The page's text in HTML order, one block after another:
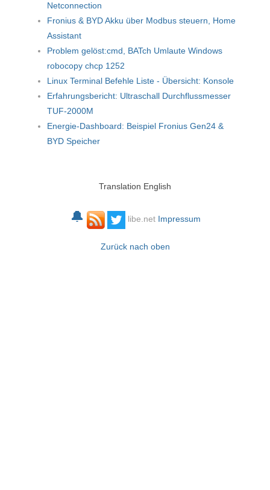
Netconnection
Fronius & BYD Akku über Modbus steuern, Home
Assistant
Problem gelöst:cmd, BATch Umlaute Windows
robocopy chcp 1252
Linux Terminal Befehle Liste - Übersicht: Konsole
Erfahrungsbericht: Ultraschall Durchflussmesser
TUF-2000M
Energie-Dashboard: Beispiel Fronius Gen24 &
BYD Speicher
Translation English
🔔 libe.net Impressum
Zurück nach oben